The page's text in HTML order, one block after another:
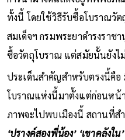
ทั้งนี้ โดยใช้วิธีรับซื้อโบราณวั
สมเด็จฯ กรมพระยาดำรงราช
ซื้อวัตถุโบราณ แต่สมัยนั้นยังไ
ประเด็นสำคัญสำหรับตรงนี้คือ
โบราณแห่งนี้มาตั้งแต่ก่อนหน้า
ภาพจะไปพบเมืองนี้ สถานที่ส
‘ปรางค์สองพี่น้อง’ ‘เขาคลังใน